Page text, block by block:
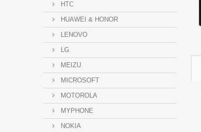
HTC
HUAWEI & HONOR
LENOVO
LG
MEIZU
MICROSOFT
MOTOROLA
MYPHONE
NOKIA